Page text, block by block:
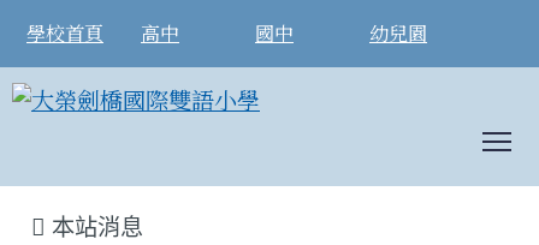
學校首頁 高中 國中 幼兒園
本站消息